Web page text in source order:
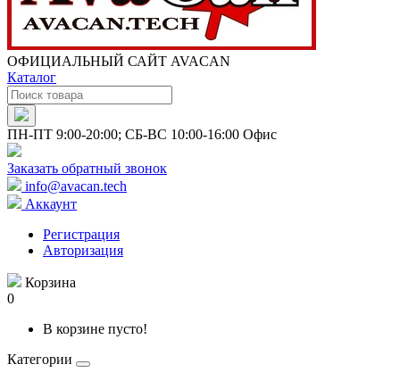
ОФИЦИАЛЬНЫЙ САЙТ AVACAN
Каталог
ПН-ПТ 9:00-20:00; СБ-ВС 10:00-16:00 Офис
Заказать обратный звонок
info@avacan.tech
Аккаунт
Регистрация
Авторизация
Корзина
0
В корзине пусто!
Категории